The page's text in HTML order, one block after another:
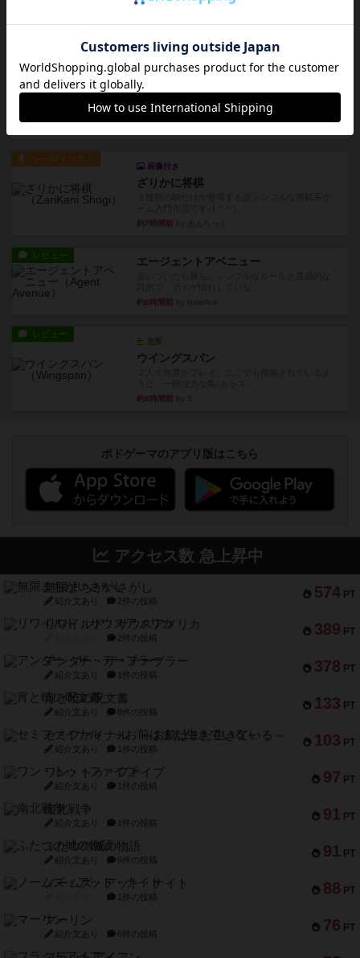
ワイアームスパン
約3時間前 by daisdice
レビュー ふたつの街の物語
街は各プレイヤーの間にあ...
ルール/インスト
画像付き
ざりかに将棋
約7時間前
レビュー エージェントアベニュー
約8時間前
レビュー
充実
ウイングスパン
約8時間前
ボドゲーマのアプリ版はこちら
アクセス数 急上昇中
574 PT
無限まちがいさがし
紹介文あり 2件の投稿
389 PT
リワイルド：サウスアメリカ
2件の投稿
378 PT
アンダー・ザ・テーブラー
紹介文あり 1件の投稿
133 PT
宵と暁の呪文書
紹介文あり 8件の投稿
103 PT
セミファイナル ～お前はまだ生きている～
紹介文あり 1件の投稿
97 PT
ワン・トゥ・ファイブ
紹介文あり 1件の投稿
91 PT
南北戦争
紹介文あり 1件の投稿
91 PT
ふたつの城の物語
紹介文あり 6件の投稿
88 PT
ノームズ・アット・ナイト
1件の投稿
76 PT
マーリン
紹介文あり 6件の投稿